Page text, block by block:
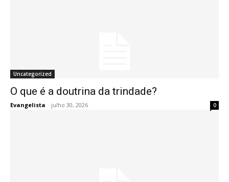
Uncategorized
O que é a doutrina da trindade?
Evangelista - julho 30, 2026 0